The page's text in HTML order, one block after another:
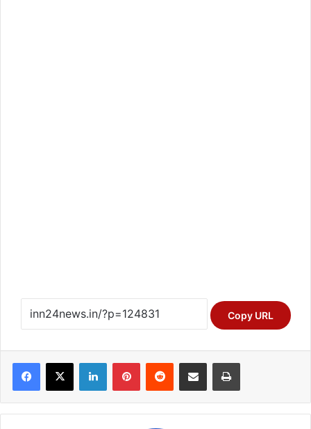
Copy URL
Facebook
X LinkedInPinterestReddit Share via Email Print